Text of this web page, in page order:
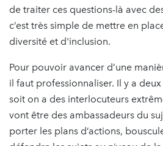
de traiter ces questions-là avec
c’est très simple de mettre en
diversité et d'inclusion.
Pour pouvoir avancer d’une
il faut professionnaliser. Il y a
soit on a des interlocuteurs
vont être des ambassadeurs du
porter les plans d’actions,